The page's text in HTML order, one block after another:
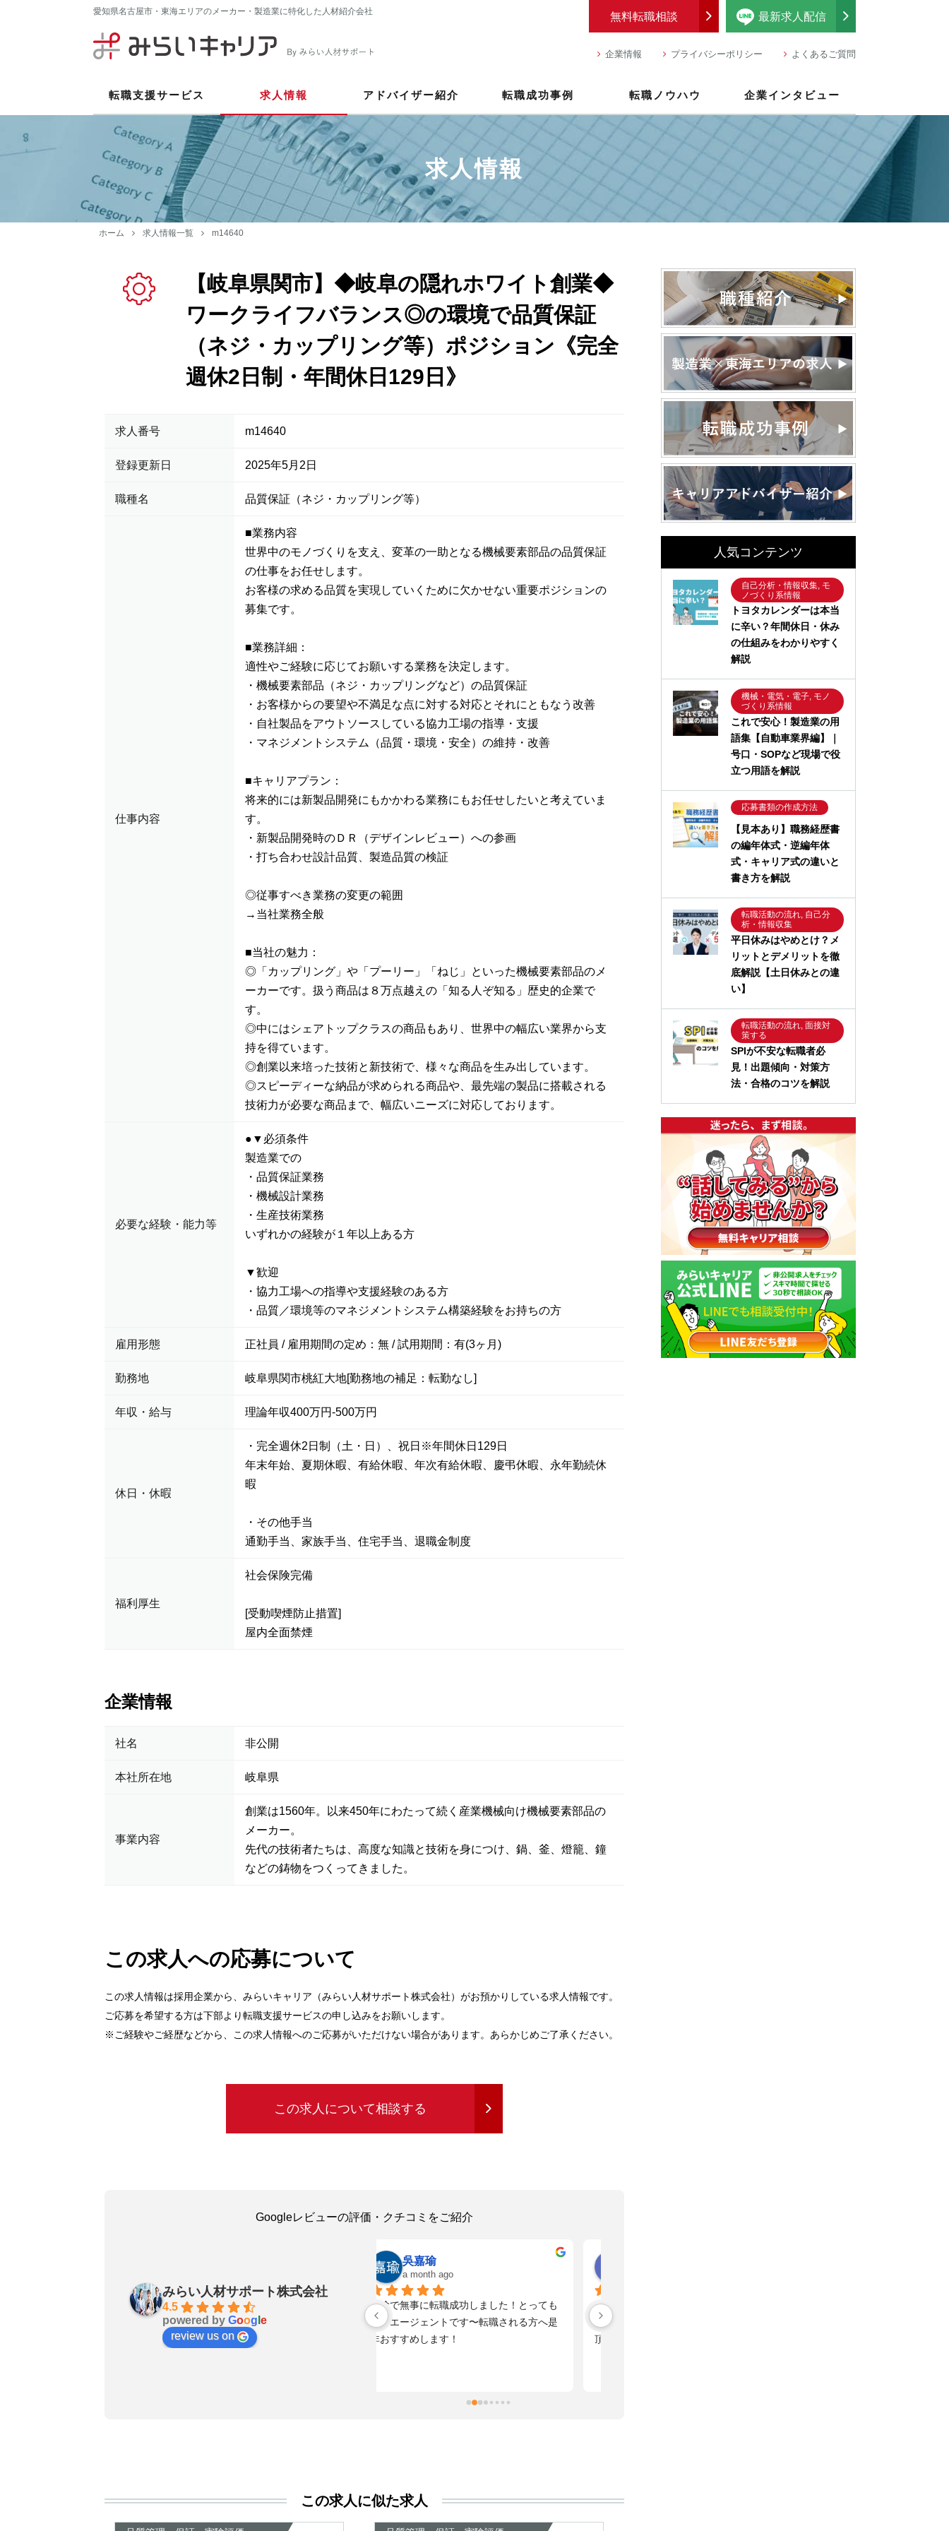
愛知県名古屋市・東海エリアのメーカー・製造業に特化した人材紹介会社 最新求人配信
無料転職相談
企業情報 プライバシーポリシー よくあるご質問
転職支援サービス 求人情報 アドバイザー紹介 転職成功事例 転職ノウハウ 企業インタビュー
求人情報
ホーム 求人情報一覧 m14640
【岐阜県関市】◆岐阜の隠れホワイト創業◆
ワークライフバランス◎の環境で品質保証
（ネジ・カップリング等）ポジション《完全
週休2日制・年間休日129日》
求人番号 m14640
登録更新日 2025年5月2日
職種名 品質保証（ネジ・カップリング等）
仕事内容
■業務内容
世界中のモノづくりを支え、変革の一助となる機械要素部品の品質保証
の仕事をお任せします。
お客様の求める品質を実現していくために欠かせない重要ポジションの
募集です。
■業務詳細：
適性やご経験に応じてお願いする業務を決定します。
・機械要素部品（ネジ・カップリングなど）の品質保証
・お客様からの要望や不満足な点に対する対応とそれにともなう改善
・自社製品をアウトソースしている協力工場の指導・支援
・マネジメントシステム（品質・環境・安全）の維持・改善
■キャリアプラン：
将来的には新製品開発にもかかわる業務にもお任せしたいと考えていま
す。
・新製品開発時のＤＲ（デザインレビュー）への参画
・打ち合わせ設計品質、製造品質の検証
◎従事すべき業務の変更の範囲
→当社業務全般
■当社の魅力：
◎「カップリング」や「プーリー」「ねじ」といった機械要素部品のメ
ーカーです。扱う商品は８万点越えの「知る人ぞ知る」歴史的企業で
す。
◎中にはシェアトップクラスの商品もあり、世界中の幅広い業界から支
持を得ています。
◎創業以来培った技術と新技術で、様々な商品を生み出しています。
◎スピーディーな納品が求められる商品や、最先端の製品に搭載される
技術力が必要な商品まで、幅広いニーズに対応しております。
必要な経験・能力等
●▼必須条件
製造業での
・品質保証業務
・機械設計業務
・生産技術業務
いずれかの経験が１年以上ある方
▼歓迎
・協力工場への指導や支援経験のある方
・品質／環境等のマネジメントシステム構築経験をお持ちの方
雇用形態 正社員 / 雇用期間の定め：無 / 試用期間：有(3ヶ月)
勤務地 岐阜県関市桃紅大地[勤務地の補足：転勤なし]
年収・給与 理論年収400万円-500万円
休日・休暇
・完全週休2日制（土・日）、祝日※年間休日129日
年末年始、夏期休暇、有給休暇、年次有給休暇、慶弔休暇、永年勤続休
暇
・その他手当
通勤手当、家族手当、住宅手当、退職金制度
福利厚生
社会保険完備
[受動喫煙防止措置]
屋内全面禁煙
企業情報
社名 非公開
本社所在地 岐阜県
事業内容
創業は1560年。以来450年にわたって続く産業機械向け機械要素部品の
メーカー。
先代の技術者たちは、高度な知識と技術を身につけ、鍋、釜、燈籠、鐘
などの鋳物をつくってきました。
この求人への応募について
この求人情報は採用企業から、みらいキャリア（みらい人材サポート株式会社）がお預かりしている求人情報です。
ご応募を希望する方は下部より転職支援サービスの申し込みをお願いします。
※ご経験やご経歴などから、この求人情報へのご応募がいただけない場合があります。あらかじめご了承ください。
この求人について相談する
Googleレビューの評価・クチコミをご紹介
みらい人材サポート株式会社
4.5
powered byGoog le
review us on
お陰で無事に転職成功しました！とっても
良いエージェントです〜転職される方へ是
非おすすめします！
ゆうた
a month ago
寄り添う形で話も、し易く
とてもスピード感もあり真摯に向き合って
頂き感謝しております。
この求人に似た求人
人気コンテンツ
自己分析・情報収集, モ
ノづくり系情報
トヨタカレンダーは本当
に辛い？年間休日・休み
の仕組みをわかりやすく
解説
機械・電気・電子, モノ
づくり系情報
これで安心！製造業の用
語集【自動車業界編】｜
号口・SOPなど現場で役
立つ用語を解説
応募書類の作成方法
【見本あり】職務経歴書
の編年体式・逆編年体
式・キャリア式の違いと
書き方を解説
転職活動の流れ, 自己分
析・情報収集
平日休みはやめとけ？メ
リットとデメリットを徹
底解説【土日休みとの違
い】
転職活動の流れ, 面接対
策する
SPIが不安な転職者必
見！出題傾向・対策方
法・合格のコツを解説